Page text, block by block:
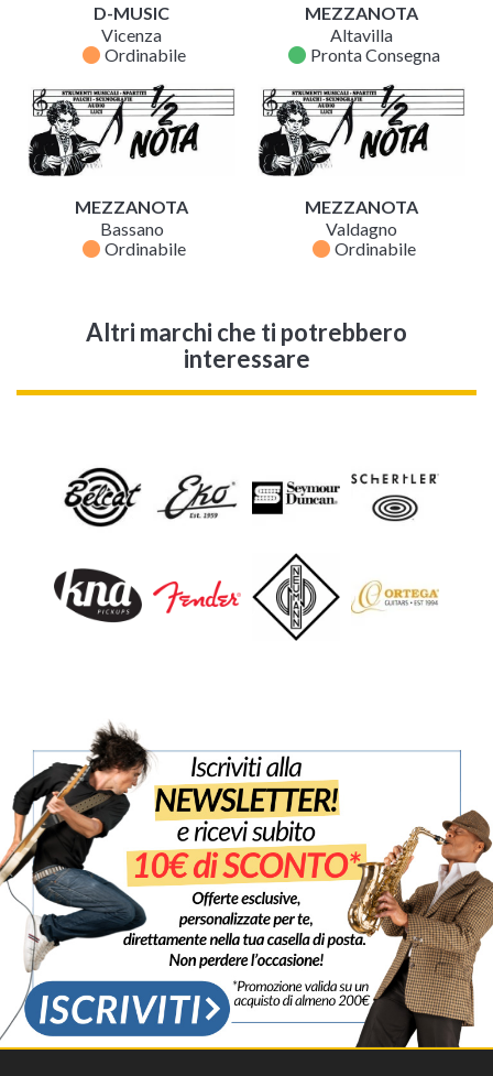
D-MUSIC
Vicenza
fiber_manual_record Ordinabile
MEZZANOTA
Altavilla
fiber_manual_record Pronta Consegna
MEZZANOTA
Bassano
fiber_manual_record Ordinabile
MEZZANOTA
Valdagno
fiber_manual_record Ordinabile
Altri marchi che ti potrebbero
interessare